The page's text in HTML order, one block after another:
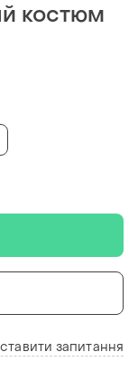
костюм
запитання